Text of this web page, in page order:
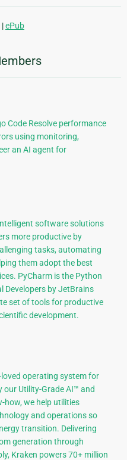
|ePub
Code Resolve performance
using monitoring,
an AI agent for
software solutions
more productive by
tasks, automating
them adopt the best
PyCharm is the Python
Developers by JetBrains
set of tools for productive
development.
operating system for
our Utility-Grade AI™ and
how, we help utilities
and operations so
transition. Delivering
generation through
Kraken powers 70+ million